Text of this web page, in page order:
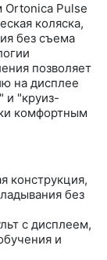
Ortonica Pulse
коляска,
без съема
позволяет
на дисплее
и "круиз-
комфортным
конструкция,
без
с дисплеем,
и